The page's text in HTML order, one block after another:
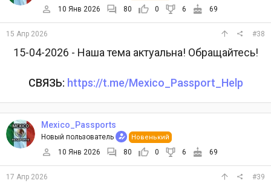
10 Янв 2026 80 0 6 69
15 Апр 2026 #38
15-04-2026 - Наша тема актуальна! Обращайтесь!
СВЯЗЬ: https://t.me/Mexico_Passport_Help
Mexico_Passports
Новый пользователь Новенький
10 Янв 2026 80 0 6 69
17 Апр 2026 #39